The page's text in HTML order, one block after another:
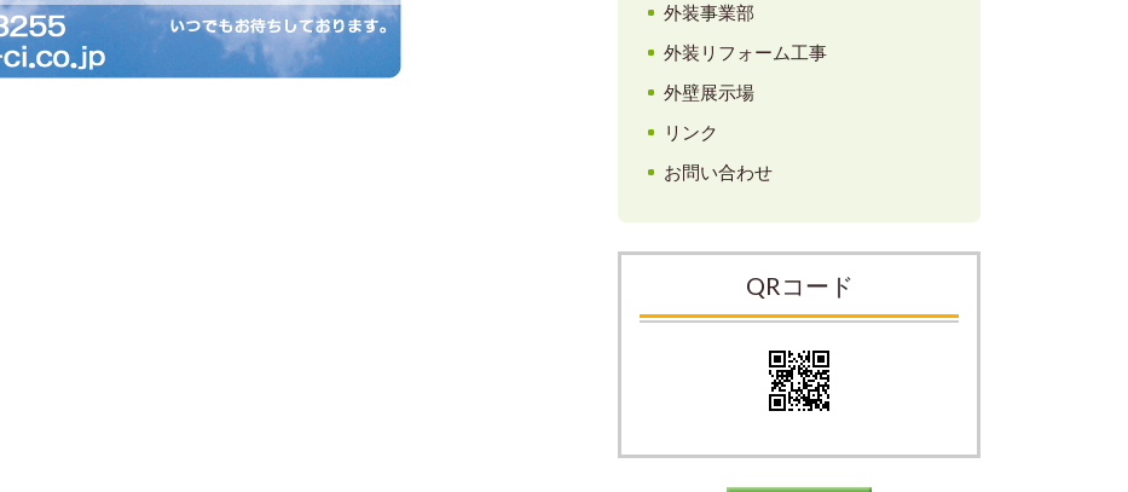
外装事業部
外装リフォーム工事
外壁展示場
リンク
お問い合わせ
QRコード